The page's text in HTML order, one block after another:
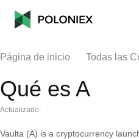
Página de inicio Todas las
Qué es A
Actualizado:
Vaulta (A) is a cryptocurrency